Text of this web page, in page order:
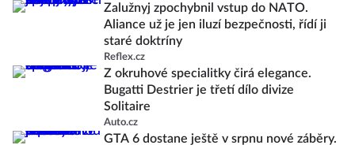
Zalužnyj zpochybnil vstup do NATO.
Aliance už je jen iluzí bezpečnosti, řídí ji
staré doktríny
Reflex.cz
Z okruhové specialitky čirá elegance.
Bugatti Destrier je třetí dílo divize
Solitaire
Auto.cz
GTA 6 dostane ještě v srpnu nové záběry.